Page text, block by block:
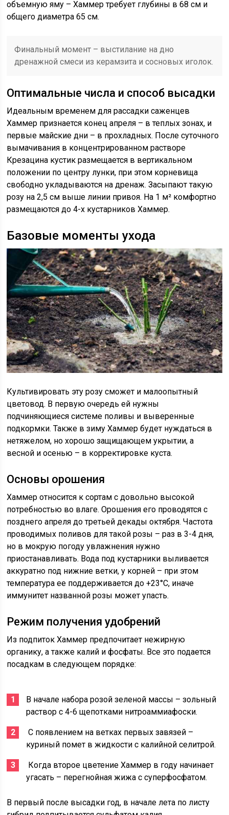
объемную яму – Хаммер требует глубины в 68 см и
общего диаметра 65 см.
Финальный момент – выстилание на дно
дренажной смеси из керамзита и сосновых иголок.
Оптимальные числа и способ высадки
Идеальным временем для рассадки саженцев
Хаммер признается конец апреля – в теплых зонах, и
первые майские дни – в прохладных. После суточного
вымачивания в концентрированном растворе
Крезацина кустик размещается в вертикальном
положении по центру лунки, при этом корневища
свободно укладываются на дренаж. Засыпают такую
розу на 2,5 см выше линии привоя. На 1 м² комфортно
размещаются до 4-х кустарников Хаммер.
Базовые моменты ухода
Культивировать эту розу сможет и малоопытный
цветовод. В первую очередь ей нужны
подчиняющиеся системе поливы и выверенные
подкормки. Также в зиму Хаммер будет нуждаться в
нетяжелом, но хорошо защищающем укрытии, а
весной и осенью – в корректировке куста.
Основы орошения
Хаммер относится к сортам с довольно высокой
потребностью во влаге. Орошения его проводятся с
позднего апреля до третьей декады октября. Частота
проводимых поливов для такой розы – раз в 3-4 дня,
но в мокрую погоду увлажнения нужно
приостанавливать. Вода под кустарники выливается
аккуратно под нижние ветки, у корней – при этом
температура ее поддерживается до +23°С, иначе
иммунитет названной розы может упасть.
Режим получения удобрений
Из подпиток Хаммер предпочитает нежирную
органику, а также калий и фосфаты. Все это подается
посадкам в следующем порядке:
В начале набора розой зеленой массы – зольный
раствор с 4-6 щепотками нитроаммиафоски.
С появлением на ветках первых завязей –
куриный помет в жидкости с калийной селитрой.
Когда второе цветение Хаммер в году начинает
угасать – перегнойная жижа с суперфосфатом.
В первый после высадки год, в начале лета по листу